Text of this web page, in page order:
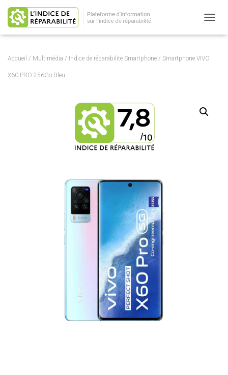
Accueil / Multimédia / Indice de réparabilité Smartphone / Smartphone VIVO
X60 PRO 256Go Bleu